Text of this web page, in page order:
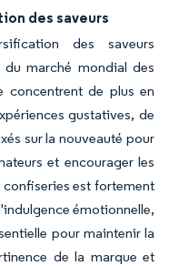
des saveurs
des saveurs
marché mondial des
concentrent de plus en
gustatives, de
sur la nouveauté pour
et encourager les
est fortement
émotionnelle,
pour maintenir la
de la marque et